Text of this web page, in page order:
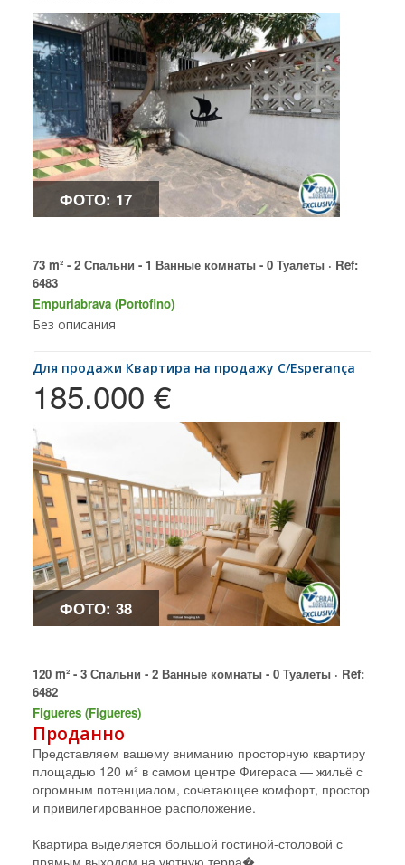
ФОТО: 17
73 m² - 2 Спальни - 1 Ванные комнаты - 0 Туалеты · Ref:
6483
Empuriabrava (Portofino)
Без описания
для продажи Квартира на продажу C/Esperança
185.000 €
ФОТО: 38
120 m² - 3 Спальни - 2 Ванные комнаты - 0 Туалеты · Ref:
6482
Figueres (Figueres)
Проданно
Представляем вашему вниманию просторную квартиру
площадью 120 м² в самом центре Фигераса — жильё с
огромным потенциалом, сочетающее комфорт, простор
и привилегированное расположение.
Квартира выделяется большой гостиной-столовой с
прямым выходом на уютную терра�...